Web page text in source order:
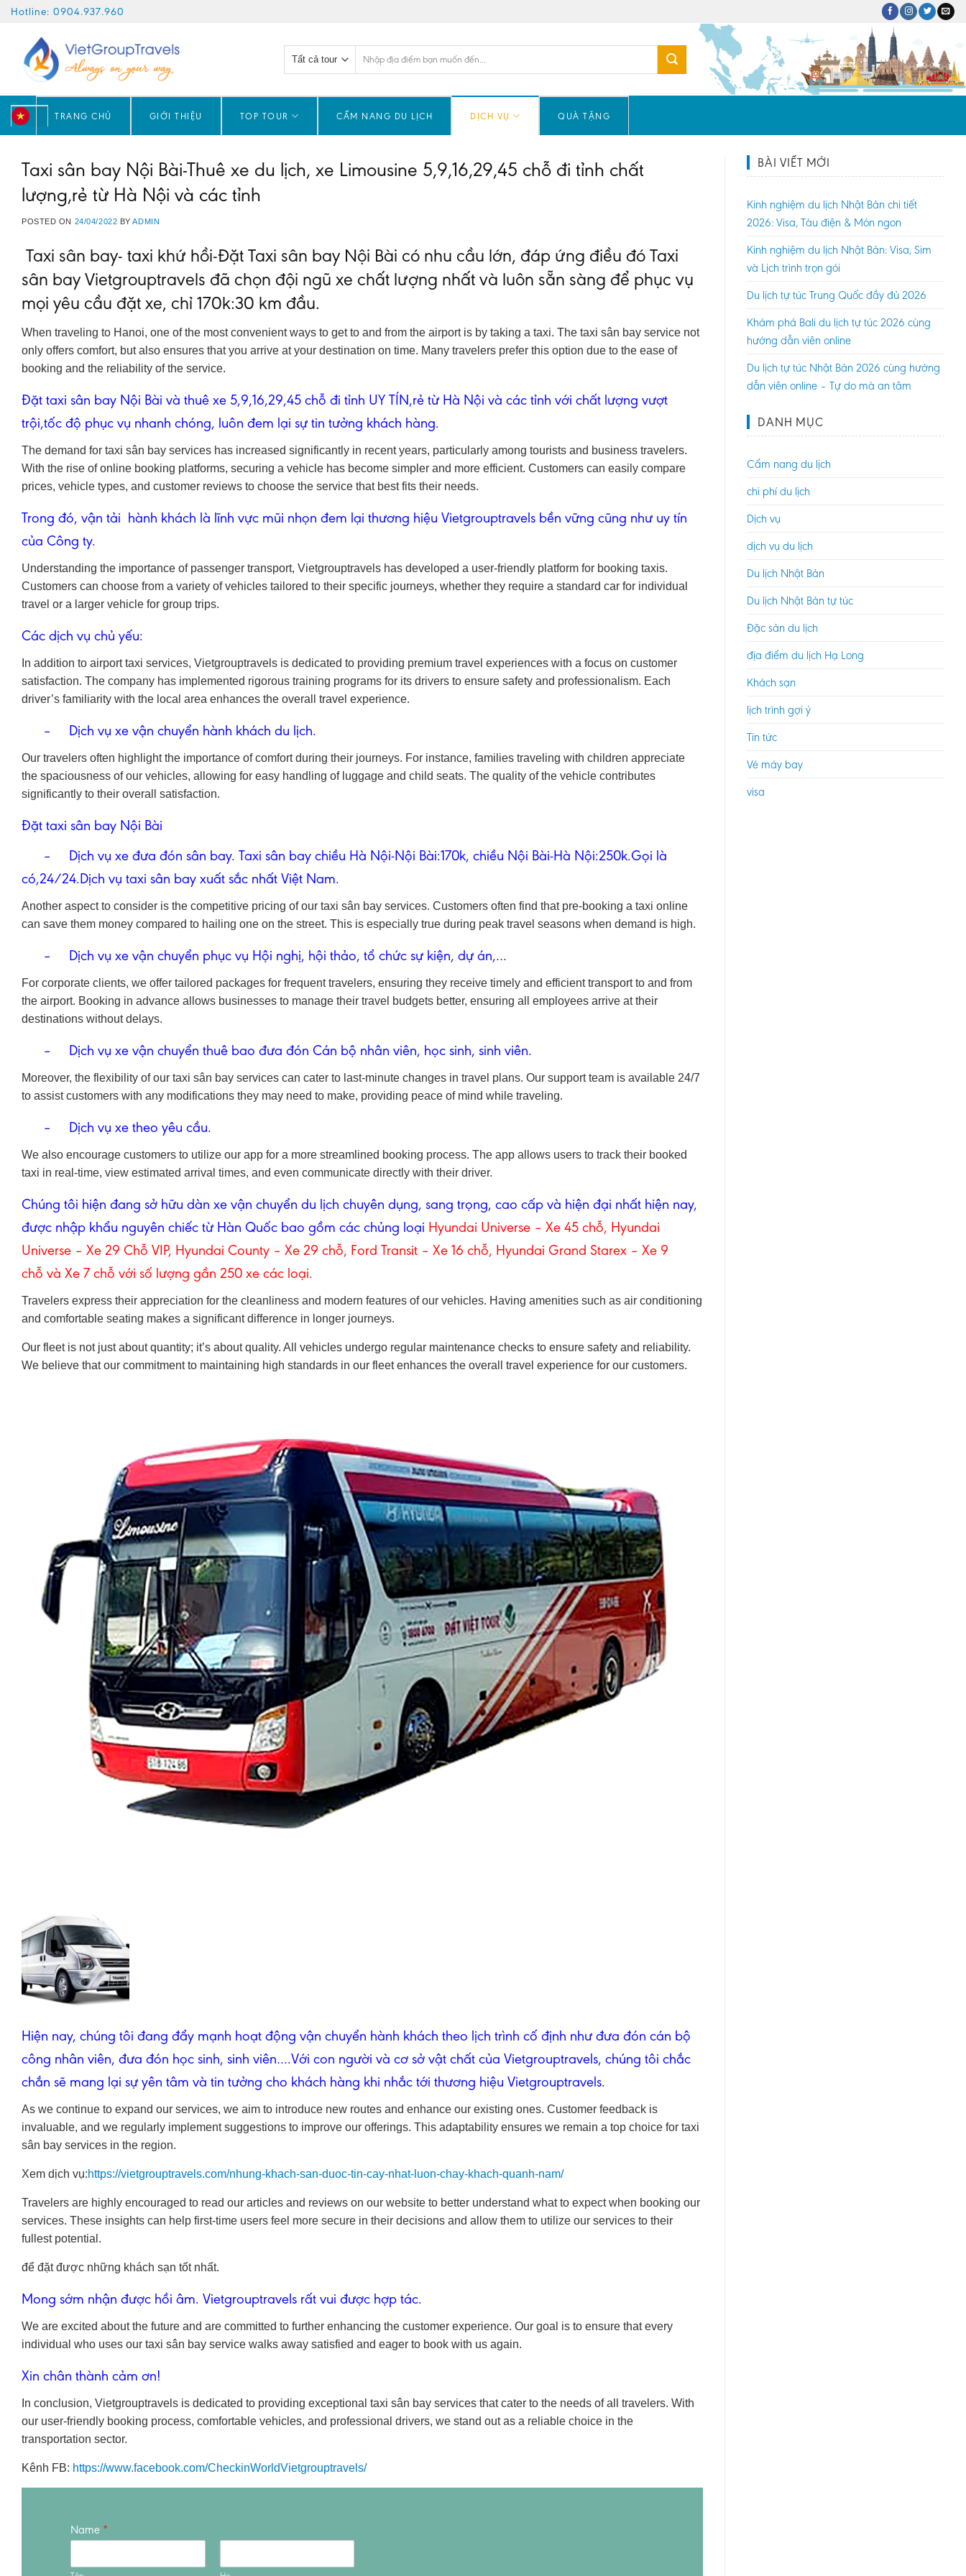
Skip
content
Hotline: 0904.937.960
kiếm:
TRANG CHỦ GIỚI THIỆU TOP TOUR CẨM NANG DU LỊCH DỊCH VỤ QUÀ TẶNG
Taxi sân bay Nội Bài-Thuê xe du lịch, xe Limousine 5,9,16,29,45 chỗ đi tỉnh chất
lượng,rẻ từ Hà Nội và các tỉnh
POSTED ON 24/04/2022 BYADMIN
Taxi sân bay- taxi khứ hồi-Đặt Taxi sân bay Nội Bài có nhu cầu lớn, đáp ứng điều đó Taxi
sân bay Vietgrouptravels đã chọn đội ngũ xe chất lượng nhất và luôn sẵn sàng để phục vụ
mọi yêu cầu đặt xe, chỉ 170k:30 km đầu.
When traveling to Hanoi, one of the most convenient ways to get to and from the airport is by taking a taxi. The taxi sân bay service not
only offers comfort, but also ensures that you arrive at your destination on time. Many travelers prefer this option due to the ease of
booking and the reliability of the service.
Đặt taxi sân bay Nội Bài và thuê xe 5,9,16,29,45 chỗ đi tỉnh UY TÍN,rẻ từ Hà Nội và các tỉnh với chất lượng vượt
trội,tốc độ phục vụ nhanh chóng, luôn đem lại sự tin tưởng khách hàng.
The demand for taxi sân bay services has increased significantly in recent years, particularly among tourists and business travelers.
With the rise of online booking platforms, securing a vehicle has become simpler and more efficient. Customers can easily compare
prices, vehicle types, and customer reviews to choose the service that best fits their needs.
Trong đó, vận tải hành khách là lĩnh vực mũi nhọn đem lại thương hiệu Vietgrouptravels bền vững cũng như uy tín
của Công ty.
Understanding the importance of passenger transport, Vietgrouptravels has developed a user-friendly platform for booking taxis.
Customers can choose from a variety of vehicles tailored to their specific journeys, whether they require a standard car for individual
travel or a larger vehicle for group trips.
Các dịch vụ chủ yếu:
In addition to airport taxi services, Vietgrouptravels is dedicated to providing premium travel experiences with a focus on customer
satisfaction. The company has implemented rigorous training programs for its drivers to ensure safety and professionalism. Each
driver’s familiarity with the local area enhances the overall travel experience.
– Dịch vụ xe vận chuyển hành khách du lịch.
Our travelers often highlight the importance of comfort during their journeys. For instance, families traveling with children appreciate
the spaciousness of our vehicles, allowing for easy handling of luggage and child seats. The quality of the vehicle contributes
significantly to their overall satisfaction.
Đặt taxi sân bay Nội Bài
– Dịch vụ xe đưa đón sân bay. Taxi sân bay chiều Hà Nội-Nội Bài:170k, chiều Nội Bài-Hà Nội:250k.Gọi là
có,24/24.Dịch vụ taxi sân bay xuất sắc nhất Việt Nam.
Another aspect to consider is the competitive pricing of our taxi sân bay services. Customers often find that pre-booking a taxi online
can save them money compared to hailing one on the street. This is especially true during peak travel seasons when demand is high.
– Dịch vụ xe vận chuyển phục vụ Hội nghị, hội thảo, tổ chức sự kiện, dự án,…
For corporate clients, we offer tailored packages for frequent travelers, ensuring they receive timely and efficient transport to and from
the airport. Booking in advance allows businesses to manage their travel budgets better, ensuring all employees arrive at their
destinations without delays.
– Dịch vụ xe vận chuyển thuê bao đưa đón Cán bộ nhân viên, học sinh, sinh viên.
Moreover, the flexibility of our taxi sân bay services can cater to last-minute changes in travel plans. Our support team is available 24/7
to assist customers with any modifications they may need to make, providing peace of mind while traveling.
– Dịch vụ xe theo yêu cầu.
We also encourage customers to utilize our app for a more streamlined booking process. The app allows users to track their booked
taxi in real-time, view estimated arrival times, and even communicate directly with their driver.
Chúng tôi hiện đang sở hữu dàn xe vận chuyển du lịch chuyên dụng, sang trọng, cao cấp và hiện đại nhất hiện nay,
được nhập khẩu nguyên chiếc từ Hàn Quốc bao gồm các chủng loại Hyundai Universe – Xe 45 chỗ, Hyundai
Universe – Xe 29 Chỗ VIP, Hyundai County – Xe 29 chỗ, Ford Transit – Xe 16 chỗ, Hyundai Grand Starex – Xe 9
chỗ và Xe 7 chỗ với số lượng gần 250 xe các loại.
Travelers express their appreciation for the cleanliness and modern features of our vehicles. Having amenities such as air conditioning
and comfortable seating makes a significant difference in longer journeys.
Our fleet is not just about quantity; it’s about quality. All vehicles undergo regular maintenance checks to ensure safety and reliability.
We believe that our commitment to maintaining high standards in our fleet enhances the overall travel experience for our customers.
Hiện nay, chúng tôi đang đẩy mạnh hoạt động vận chuyển hành khách theo lịch trình cố định như đưa đón cán bộ
công nhân viên, đưa đón học sinh, sinh viên….Với con người và cơ sở vật chất của Vietgrouptravels, chúng tôi chắc
chắn sẽ mang lại sự yên tâm và tin tưởng cho khách hàng khi nhắc tới thương hiệu Vietgrouptravels.
As we continue to expand our services, we aim to introduce new routes and enhance our existing ones. Customer feedback is
invaluable, and we regularly implement suggestions to improve our offerings. This adaptability ensures we remain a top choice for taxi
sân bay services in the region.
Xem dịch vụ:https://vietgrouptravels.com/nhung-khach-san-duoc-tin-cay-nhat-luon-chay-khach-quanh-nam/
Travelers are highly encouraged to read our articles and reviews on our website to better understand what to expect when booking our
services. These insights can help first-time users feel more secure in their decisions and allow them to utilize our services to their
fullest potential.
để đặt được những khách sạn tốt nhất.
Mong sớm nhận được hồi âm. Vietgrouptravels rất vui được hợp tác.
We are excited about the future and are committed to further enhancing the customer experience. Our goal is to ensure that every
individual who uses our taxi sân bay service walks away satisfied and eager to book with us again.
Xin chân thành cảm ơn!
In conclusion, Vietgrouptravels is dedicated to providing exceptional taxi sân bay services that cater to the needs of all travelers. With
our user-friendly booking process, comfortable vehicles, and professional drivers, we stand out as a reliable choice in the
transportation sector.
Kênh FB: https://www.facebook.com/CheckinWorldVietgrouptravels/
Name *
BÀI VIẾT MỚI
Kinh nghiệm du lịch Nhật Bản chi tiết
2026: Visa, Tàu điện & Món ngon
Kinh nghiệm du lịch Nhật Bản: Visa, Sim
và Lịch trình trọn gói
Du lịch tự túc Trung Quốc đầy đủ 2026
Khám phá Bali du lịch tự túc 2026 cùng
hướng dẫn viên online
Du lịch tự túc Nhật Bản 2026 cùng hướng
dẫn viên online – Tự do mà an tâm
DANH MỤC
Cẩm nang du lịch
chi phí du lịch
Dịch vụ
dịch vụ du lịch
Du lịch Nhật Bản
Du lịch Nhật Bản tự túc
Đặc sản du lịch
địa điểm du lịch Hạ Long
Khách sạn
lịch trình gợi ý
Tin tức
Vé máy bay
visa